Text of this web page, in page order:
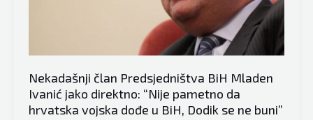
koji
hoda
Nekadašnji član Predsjedništva BiH Mladen
Ivanić jako direktno: “Nije pametno da
hrvatska vojska dođe u BiH, Dodik se ne buni”